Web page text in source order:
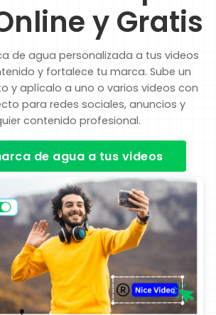
y Gratis
de agua personalizada a tus videos
y fortalece tu marca. Sube un
y aplícalo a uno o varios videos con
para redes sociales, anuncios y
contenido profesional.
de agua a tus videos